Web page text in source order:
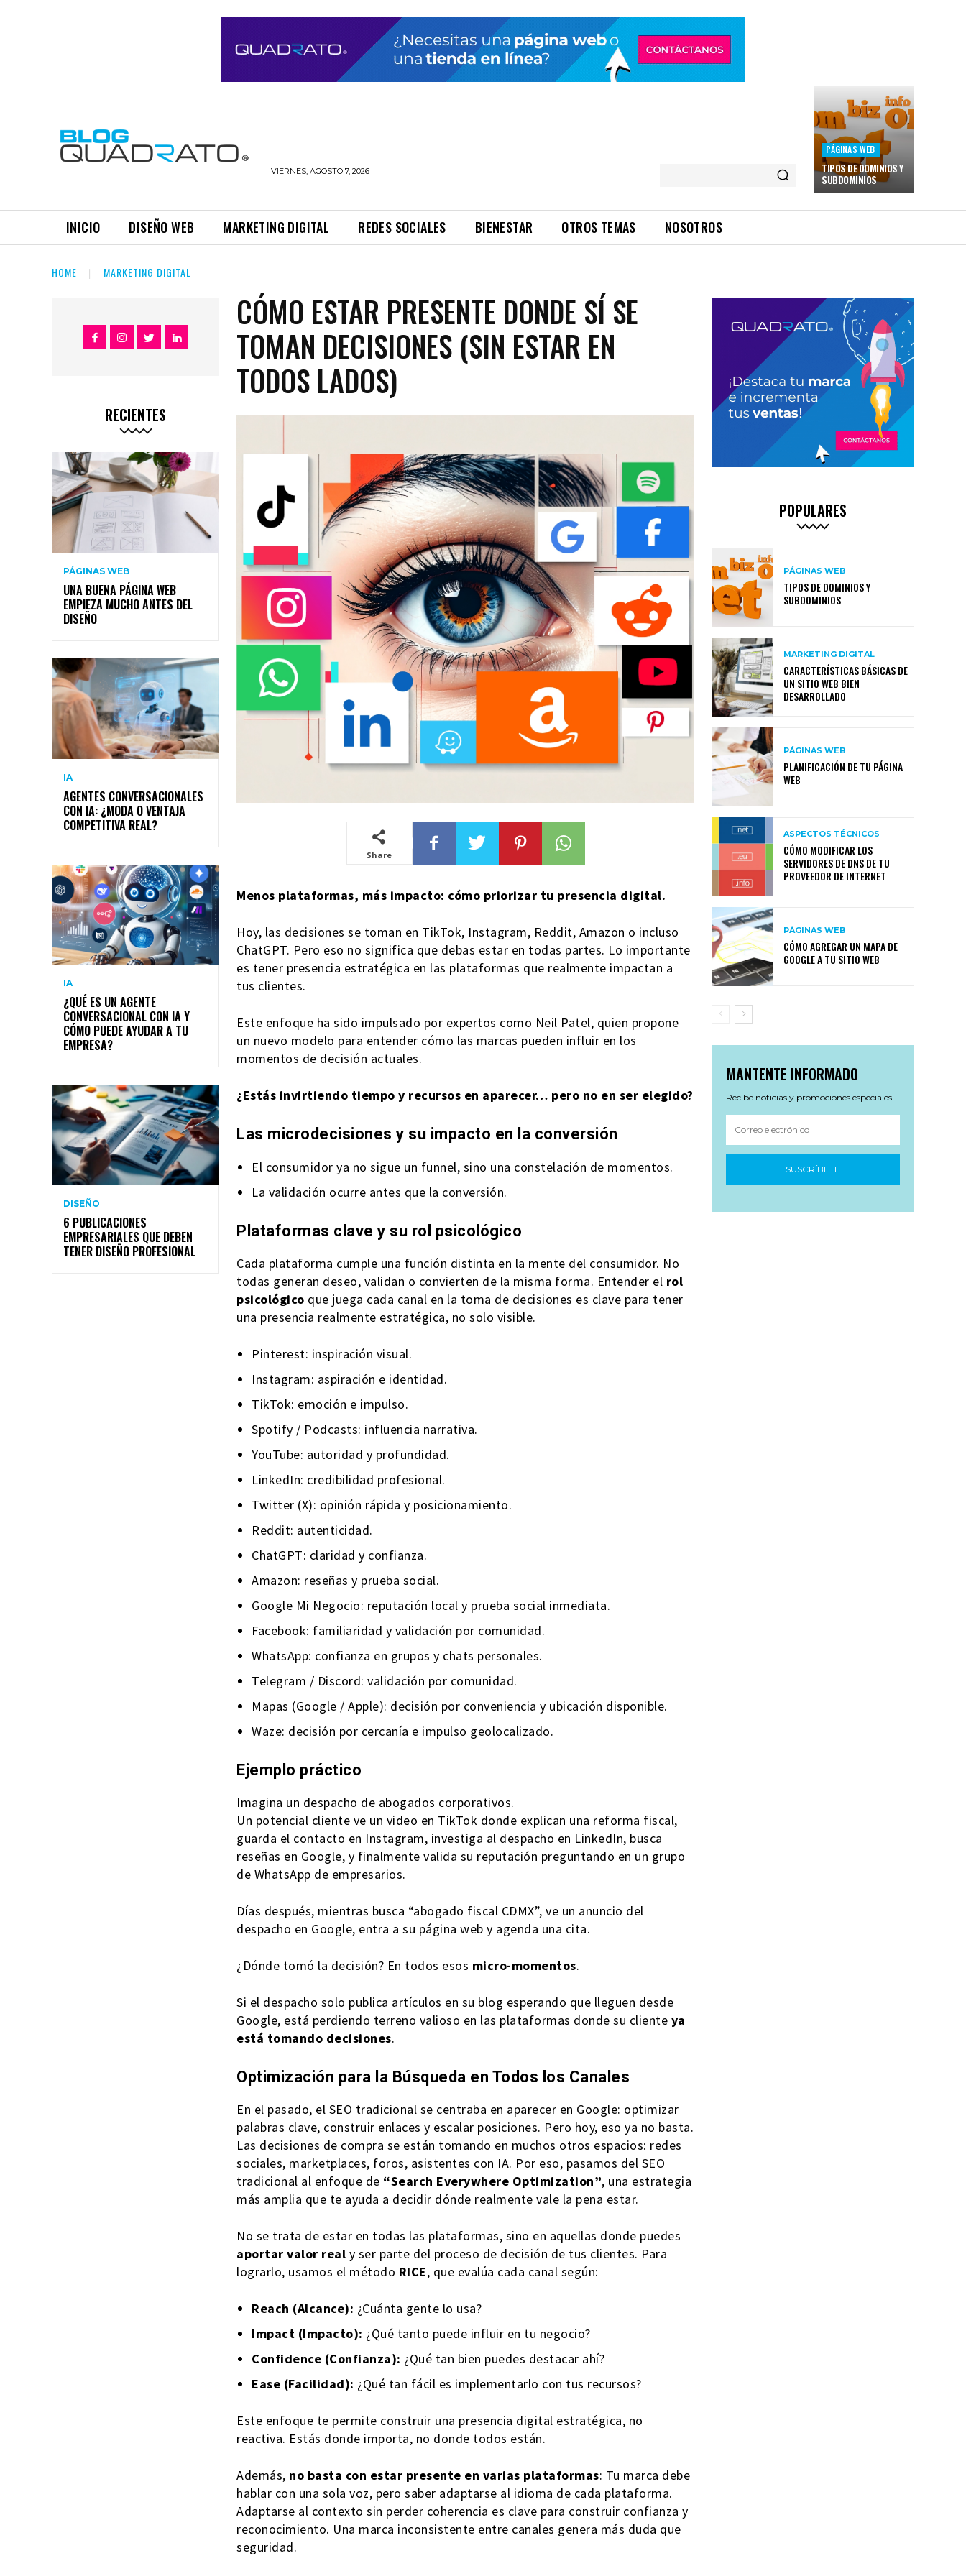
VIERNES, AGOSTO 7, 2026
PÁGINAS WEB
TIPOS DE DOMINIOS Y
SUBDOMINIOS
INICIO DISEÑO WEB MARKETING DIGITAL REDES SOCIALES BIENESTAR OTROS TEMAS NOSOTROS
HOME MARKETING DIGITAL
RECIENTES
PÁGINAS WEB
UNA BUENA PÁGINA WEB
EMPIEZA MUCHO ANTES DEL
DISEÑO
IA
AGENTES CONVERSACIONALES
CON IA: ¿MODA O VENTAJA
COMPETITIVA REAL?
IA
¿QUÉ ES UN AGENTE
CONVERSACIONAL CON IA Y
CÓMO PUEDE AYUDAR A TU
EMPRESA?
DISEÑO
6 PUBLICACIONES
EMPRESARIALES QUE DEBEN
TENER DISEÑO PROFESIONAL
CÓMO ESTAR PRESENTE DONDE SÍ SE
TOMAN DECISIONES (SIN ESTAR EN
TODOS LADOS)
Share
Menos plataformas, más impacto: cómo priorizar tu presencia digital.
Hoy, las decisiones se toman en TikTok, Instagram, Reddit, Amazon o incluso
ChatGPT. Pero eso no significa que debas estar en todas partes. Lo importante
es tener presencia estratégica en las plataformas que realmente impactan a
tus clientes.
Este enfoque ha sido impulsado por expertos como Neil Patel, quien propone
un nuevo modelo para entender cómo las marcas pueden influir en los
momentos de decisión actuales.
¿Estás invirtiendo tiempo y recursos en aparecer… pero no en ser elegido?
Las microdecisiones y su impacto en la conversión
El consumidor ya no sigue un funnel, sino una constelación de momentos.
La validación ocurre antes que la conversión.
Plataformas clave y su rol psicológico
Cada plataforma cumple una función distinta en la mente del consumidor. No
todas generan deseo, validan o convierten de la misma forma. Entender el rol
psicológico que juega cada canal en la toma de decisiones es clave para tener
una presencia realmente estratégica, no solo visible.
Pinterest: inspiración visual.
Instagram: aspiración e identidad.
TikTok: emoción e impulso.
Spotify / Podcasts: influencia narrativa.
YouTube: autoridad y profundidad.
LinkedIn: credibilidad profesional.
Twitter (X): opinión rápida y posicionamiento.
Reddit: autenticidad.
ChatGPT: claridad y confianza.
Amazon: reseñas y prueba social.
Google Mi Negocio: reputación local y prueba social inmediata.
Facebook: familiaridad y validación por comunidad.
WhatsApp: confianza en grupos y chats personales.
Telegram / Discord: validación por comunidad.
Mapas (Google / Apple): decisión por conveniencia y ubicación disponible.
Waze: decisión por cercanía e impulso geolocalizado.
Ejemplo práctico
Imagina un despacho de abogados corporativos.
Un potencial cliente ve un video en TikTok donde explican una reforma fiscal,
guarda el contacto en Instagram, investiga al despacho en LinkedIn, busca
reseñas en Google, y finalmente valida su reputación preguntando en un grupo
de WhatsApp de empresarios.
Días después, mientras busca “abogado fiscal CDMX”, ve un anuncio del
despacho en Google, entra a su página web y agenda una cita.
¿Dónde tomó la decisión? En todos esos micro-momentos.
Si el despacho solo publica artículos en su blog esperando que lleguen desde
Google, está perdiendo terreno valioso en las plataformas donde su cliente ya
está tomando decisiones.
Optimización para la Búsqueda en Todos los Canales
En el pasado, el SEO tradicional se centraba en aparecer en Google: optimizar
palabras clave, construir enlaces y escalar posiciones. Pero hoy, eso ya no basta.
Las decisiones de compra se están tomando en muchos otros espacios: redes
sociales, marketplaces, foros, asistentes con IA. Por eso, pasamos del SEO
tradicional al enfoque de “Search Everywhere Optimization”, una estrategia
más amplia que te ayuda a decidir dónde realmente vale la pena estar.
No se trata de estar en todas las plataformas, sino en aquellas donde puedes
aportar valor real y ser parte del proceso de decisión de tus clientes. Para
lograrlo, usamos el método RICE, que evalúa cada canal según:
Reach (Alcance): ¿Cuánta gente lo usa?
Impact (Impacto): ¿Qué tanto puede influir en tu negocio?
Confidence (Confianza): ¿Qué tan bien puedes destacar ahí?
Ease (Facilidad): ¿Qué tan fácil es implementarlo con tus recursos?
Este enfoque te permite construir una presencia digital estratégica, no
reactiva. Estás donde importa, no donde todos están.
Además, no basta con estar presente en varias plataformas: Tu marca debe
hablar con una sola voz, pero saber adaptarse al idioma de cada plataforma.
Adaptarse al contexto sin perder coherencia es clave para construir confianza y
reconocimiento. Una marca inconsistente entre canales genera más duda que
seguridad.
POPULARES
PÁGINAS WEB
TIPOS DE DOMINIOS Y
SUBDOMINIOS
MARKETING DIGITAL
CARACTERÍSTICAS BÁSICAS DE
UN SITIO WEB BIEN
DESARROLLADO
PÁGINAS WEB
PLANIFICACIÓN DE TU PÁGINA
WEB
ASPECTOS TÉCNICOS
CÓMO MODIFICAR LOS
SERVIDORES DE DNS DE TU
PROVEEDOR DE INTERNET
PÁGINAS WEB
CÓMO AGREGAR UN MAPA DE
GOOGLE A TU SITIO WEB
MANTENTE INFORMADO
Recibe noticias y promociones especiales.
SUSCRÍBETE